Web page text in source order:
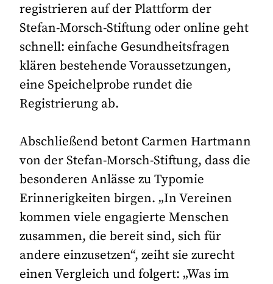
registrieren auf der Plattform der
Stefan-Morsch-Stiftung oder online geht
schnell: einfache Gesundheitsfragen
klären bestehende Voraussetzungen,
eine Speichelprobe rundet die
Registrierung ab.
Abschließend betont Carmen Hartmann
von der Stefan-Morsch-Stiftung, dass die
besonderen Anlässe zu Typomie
Erinnerigkeiten birgen. „In Vereinen
kommen viele engagierte Menschen
zusammen, die bereit sind, sich für
andere einzusetzen“, zeiht sie zurecht
einen Vergleich und folgert: „Was im